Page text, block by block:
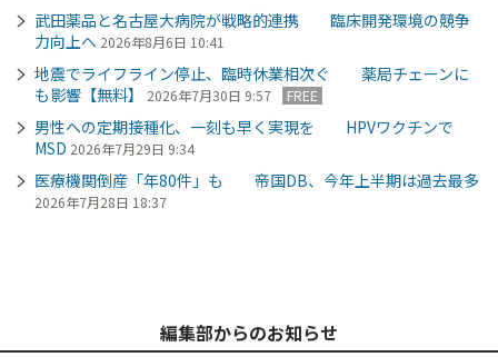
武田薬品と名古屋大病院が戦略的連携 臨床開発環境の競争
力向上へ 2026年8月6日 10:41
地震でライフライン停止、臨時休業相次ぐ 薬局チェーンに
も影響【無料】
2026年7月30日 9:57 FREE
男性への定期接種化、一刻も早く実現を HPVワクチンで
MSD 2026年7月29日 9:34
医療機関倒産「年80件」も 帝国DB、今年上半期は過去最多
2026年7月28日 18:37
編集部からのお知らせ